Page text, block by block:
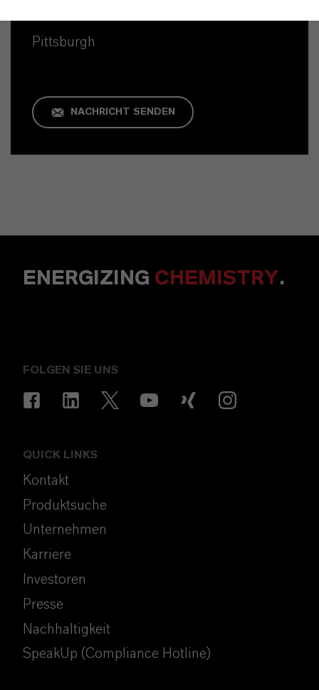
Pittsburgh
NACHRICHT SENDEN
ENERGIZING CHEMISTRY.
FOLGEN SIE UNS
QUICK LINKS
Kontakt
Produktsuche
Unternehmen
Karriere
Investoren
Presse
Nachhaltigkeit
SpeakUp (Compliance Hotline)